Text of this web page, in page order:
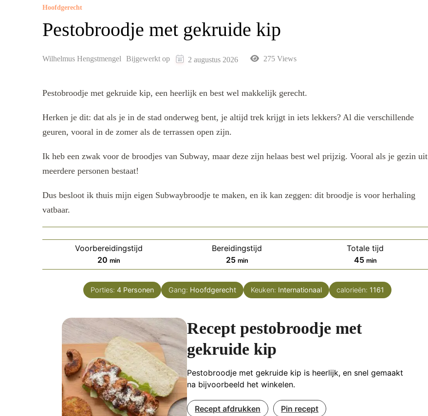
Hoofdgerecht
Pestobroodje met gekruide kip
Wilhelmus Hengstmengel Bijgewerkt op 2 augustus 2026 275 Views
Pestobroodje met gekruide kip, een heerlijk en best wel makkelijk gerecht.
Herken je dit: dat als je in de stad onderweg bent, je altijd trek krijgt in iets lekkers? Al die verschillende
geuren, vooral in de zomer als de terrassen open zijn.
Ik heb een zwak voor de broodjes van Subway, maar deze zijn helaas best wel prijzig. Vooral als je gezin uit
meerdere personen bestaat!
Dus besloot ik thuis mijn eigen Subwaybroodje te maken, en ik kan zeggen: dit broodje is voor herhaling
vatbaar.
Voorbereidingstijd
20 minuten
min
Bereidingstijd
25minuten
min
Totale tijd
45minuten
min
Porties: 4 Personen Gang: Hoofdgerecht Keuken: Internationaal calorieën: 1161
Recept pestobroodje met
gekruide kip
Pestobroodje met gekruide kip is heerlijk, en snel gemaakt
na bijvoorbeeld het winkelen.
Recept afdrukken Pin recept